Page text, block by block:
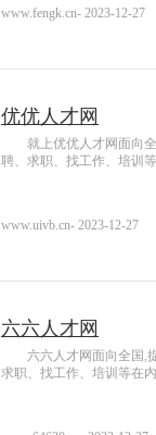
www.fengk.cn- 2023-12-27
优优人才网
就上优优人才网面向
聘、求职、找工作、培训
www.uivb.cn- 2023-12-27
六六人才网
六六人才网面向全国,
求职、找工作、培训等在